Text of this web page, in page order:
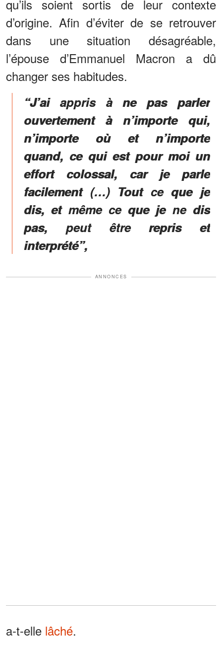
qu’ils soient sortis de leur contexte
d’origine. Afin d’éviter de se retrouver
dans une situation désagréable,
l’épouse d’Emmanuel Macron a dû
changer ses habitudes.
“J’ai appris à ne pas parler
ouvertement à n’importe qui,
n’importe où et n’importe
quand, ce qui est pour moi un
effort colossal, car je parle
facilement (…) Tout ce que je
dis, et même ce que je ne dis
pas, peut être repris et
interprété”,
ANNONCES
a-t-elle lâché.